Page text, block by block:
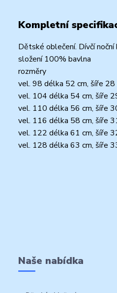
Kompletní
Dětské oblečení. Dívčí
složení 100% bavlna
rozměry
vel. 98 délka 52 cm, šíře 28
vel. 104 délka 54 cm, šíře
vel. 110 délka 56 cm, šíře
vel. 116 délka 58 cm, šíře
vel. 122 délka 61 cm, šíře
vel. 128 délka 63 cm, šíře
Naše nabídka